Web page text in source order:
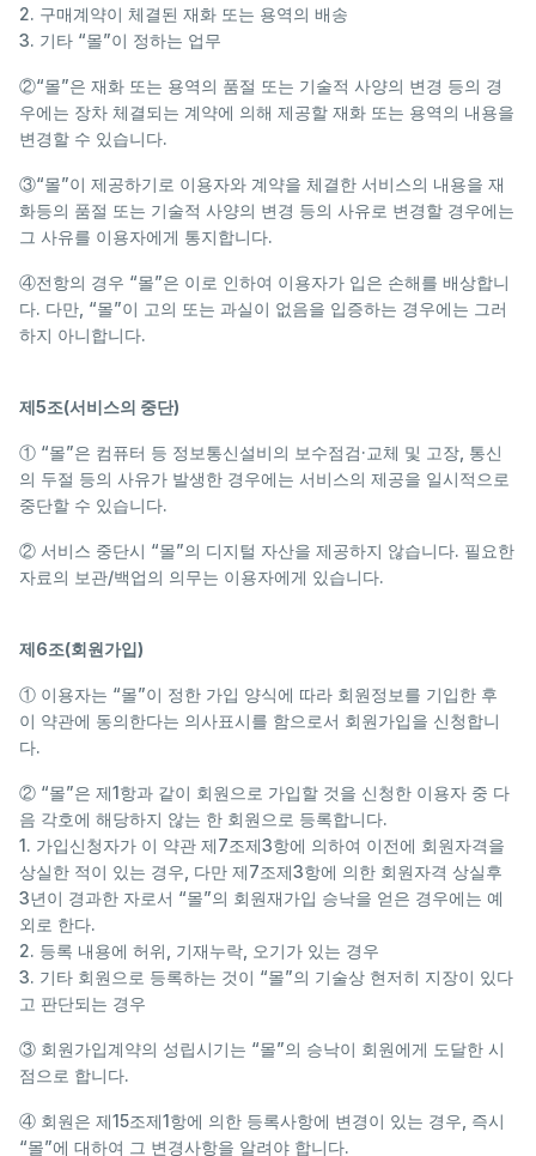
2. 구매계약이 체결된 재화 또는 용역의 배송
3. 기타 “몰”이 정하는 업무
②“몰”은 재화 또는 용역의 품절 또는 기술적 사양의 변경 등의 경
우에는 장차 체결되는 계약에 의해 제공할 재화 또는 용역의 내용을
변경할 수 있습니다.
③“몰”이 제공하기로 이용자와 계약을 체결한 서비스의 내용을 재
화등의 품절 또는 기술적 사양의 변경 등의 사유로 변경할 경우에는
그 사유를 이용자에게 통지합니다.
④전항의 경우 “몰”은 이로 인하여 이용자가 입은 손해를 배상합니
다. 다만, “몰”이 고의 또는 과실이 없음을 입증하는 경우에는 그러
하지 아니합니다.
제5조(서비스의 중단)
① “몰”은 컴퓨터 등 정보통신설비의 보수점검·교체 및 고장, 통신
의 두절 등의 사유가 발생한 경우에는 서비스의 제공을 일시적으로
중단할 수 있습니다.
② 서비스 중단시 “몰”의 디지털 자산을 제공하지 않습니다. 필요한
자료의 보관/백업의 의무는 이용자에게 있습니다.
제6조(회원가입)
① 이용자는 “몰”이 정한 가입 양식에 따라 회원정보를 기입한 후
이 약관에 동의한다는 의사표시를 함으로서 회원가입을 신청합니
다.
② “몰”은 제1항과 같이 회원으로 가입할 것을 신청한 이용자 중 다
음 각호에 해당하지 않는 한 회원으로 등록합니다.
1. 가입신청자가 이 약관 제7조제3항에 의하여 이전에 회원자격을
상실한 적이 있는 경우, 다만 제7조제3항에 의한 회원자격 상실후
3년이 경과한 자로서 “몰”의 회원재가입 승낙을 얻은 경우에는 예
외로 한다.
2. 등록 내용에 허위, 기재누락, 오기가 있는 경우
3. 기타 회원으로 등록하는 것이 “몰”의 기술상 현저히 지장이 있다
고 판단되는 경우
③ 회원가입계약의 성립시기는 “몰”의 승낙이 회원에게 도달한 시
점으로 합니다.
④ 회원은 제15조제1항에 의한 등록사항에 변경이 있는 경우, 즉시
“몰”에 대하여 그 변경사항을 알려야 합니다.